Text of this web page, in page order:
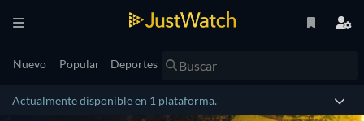
Nuevo Popular Deportes
Actualmente disponible en 1 plataforma.